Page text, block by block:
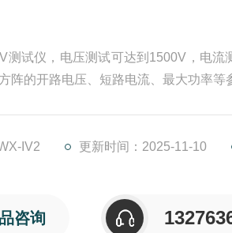
测试仪，电压测试可达到1500V，电
阵的开路电压、短路电流、最大功率
IV2 更新时间：2025-11-10
咨询